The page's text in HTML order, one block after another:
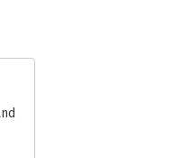
professioneel